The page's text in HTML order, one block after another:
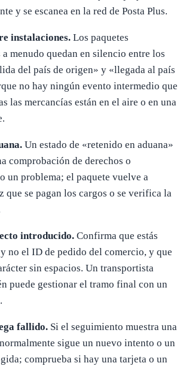
y se escanea en la red de Posta Plus.
instalaciones.Los paquetes
menudo quedan en silencio entre los
del país de origen» y «llegada al país
no hay ningún evento intermedio que
las mercancías están en el aire o en una
Un estado de «retenido en aduana»
comprobación de derechos o
un problema; el paquete vuelve a
que se pagan los cargos o se verifica la
introducido.Confirma que estás
no el ID de pedido del comercio, y que
sin espacios. Un transportista
puede gestionar el tramo final con un
fallido.Si el seguimiento muestra una
sigue un nuevo intento o un
comprueba si hay una tarjeta o un